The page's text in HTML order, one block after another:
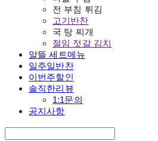
전 부침 튀김
고기반찬
국 탕 찌개
절임 젓갈 김치
알뜰 세트메뉴
일주일반찬
이번주할인
솔직한리뷰
1:1문의
공지사항